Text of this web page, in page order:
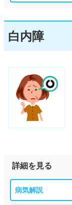
白内障
詳細を見る
病気解説